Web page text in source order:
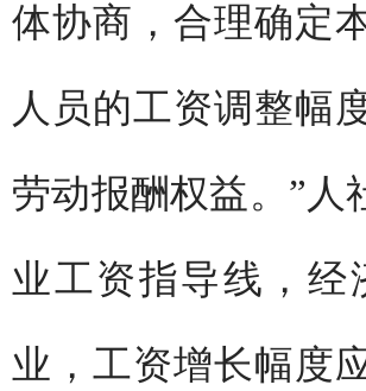
体协商，合理确定
人员的工资调整幅
劳动报酬权益。”人
业工资指导线，经
业，工资增长幅度